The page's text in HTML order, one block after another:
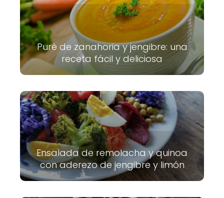
Puré de zanahoria y jengibre: una
receta fácil y deliciosa
Ensalada de remolacha y quinoa
con aderezo de jengibre y limón